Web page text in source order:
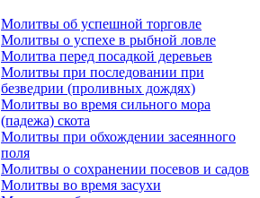
Молитвы об успешной торговле
Молитвы о успехе в рыбной ловле
Молитва перед посадкой деревьев
Молитвы при последовании при
безведрии (проливных дождях)
Молитвы во время сильного мора
(падежа) скота
Молитвы при обхождении засеянного
поля
Молитвы о сохранении посевов и садов
Молитвы во время засухи